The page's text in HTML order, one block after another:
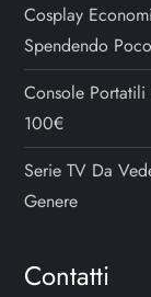
Cosplay
Spendendo Poco
Console
100€
Serie TV Da
Genere
Contatti